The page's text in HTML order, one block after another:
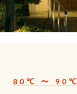
80℃ 〜 90℃